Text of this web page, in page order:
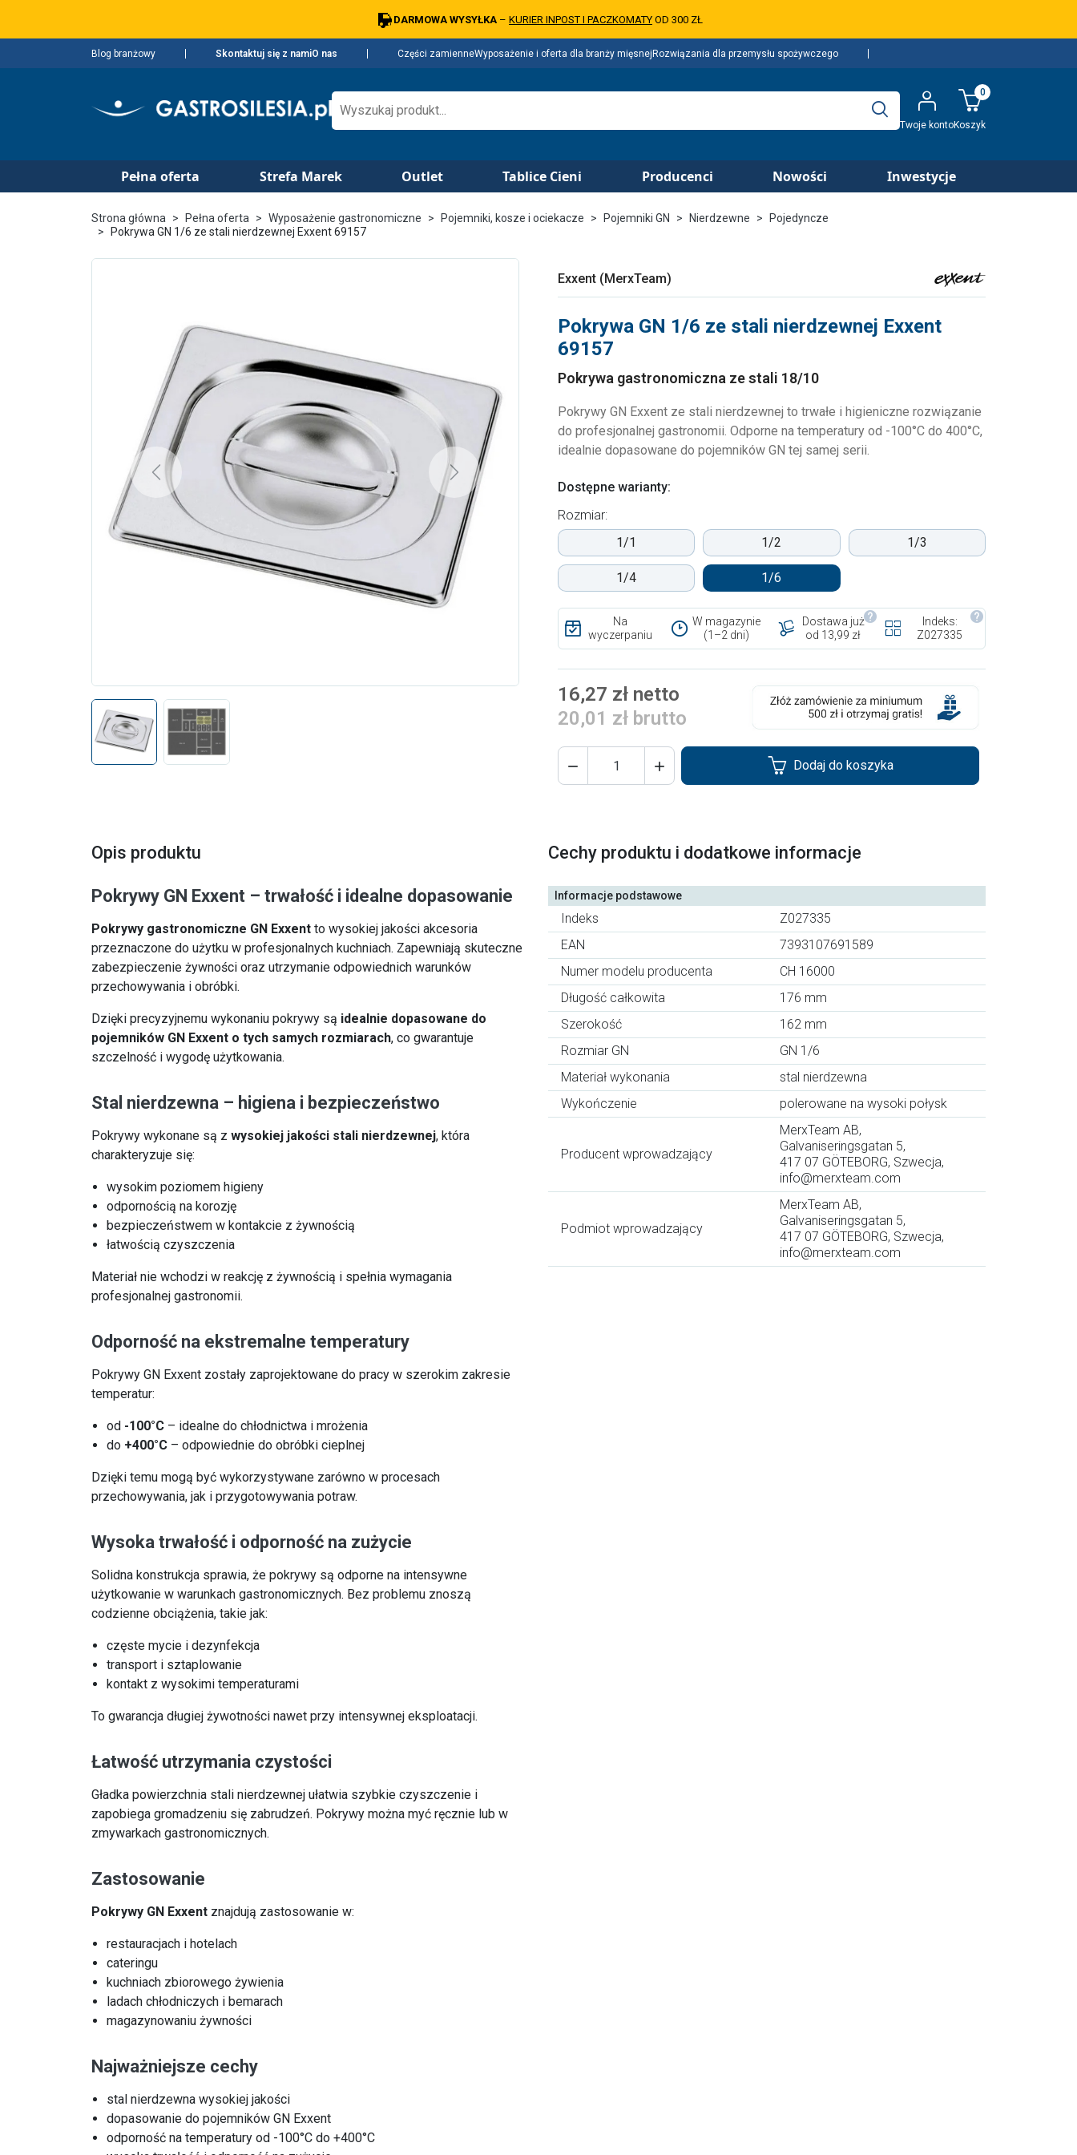
DARMOWA WYSYŁKA – KURIER INPOST I PACZKOMATY OD 300 ZŁ
Blog branżowy Skontaktuj się z namiO nas Części zamienneWyposażenie i oferta dla branży mięsnejRozwiązania dla przemysłu spożywczego
Twoje kontoKoszyk
0
Pełna oferta Strefa Marek Outlet Tablice Cieni Producenci Nowości Inwestycje
Strona główna Pełna oferta Wyposażenie gastronomiczne Pojemniki, kosze i ociekacze Pojemniki GN Nierdzewne
Pojedyncze
Pokrywa GN 1/6 ze stali nierdzewnej Exxent 69157
Previous Next
Exxent (MerxTeam)
Pokrywa GN 1/6 ze stali nierdzewnej Exxent
69157
Pokrywa gastronomiczna ze stali 18/10
Pokrywy GN Exxent ze stali nierdzewnej to trwałe i higieniczne rozwiązanie
do profesjonalnej gastronomii. Odporne na temperatury od -100°C do 400°C,
idealnie dopasowane do pojemników GN tej samej serii.
Dostępne warianty:
Rozmiar:
1/1
1/2 1/3
1/4 1/6
Na
wyczerpaniu
W magazynie
(1–2 dni)
Dostawa już
od 13,99 zł
Indeks:
Z027335
16,27 zł netto
20,01 zł brutto
  Dodaj do koszyka
Opis produktu
Pokrywy GN Exxent – trwałość i idealne dopasowanie
Pokrywy gastronomiczne GN Exxent to wysokiej jakości akcesoria
przeznaczone do użytku w profesjonalnych kuchniach. Zapewniają skuteczne
zabezpieczenie żywności oraz utrzymanie odpowiednich warunków
przechowywania i obróbki.
Dzięki precyzyjnemu wykonaniu pokrywy są idealnie dopasowane do
pojemników GN Exxent o tych samych rozmiarach, co gwarantuje
szczelność i wygodę użytkowania.
Stal nierdzewna – higiena i bezpieczeństwo
Pokrywy wykonane są z wysokiej jakości stali nierdzewnej, która
charakteryzuje się:
wysokim poziomem higieny
odpornością na korozję
bezpieczeństwem w kontakcie z żywnością
łatwością czyszczenia
Materiał nie wchodzi w reakcję z żywnością i spełnia wymagania
profesjonalnej gastronomii.
Odporność na ekstremalne temperatury
Pokrywy GN Exxent zostały zaprojektowane do pracy w szerokim zakresie
temperatur:
od -100°C – idealne do chłodnictwa i mrożenia
do +400°C – odpowiednie do obróbki cieplnej
Dzięki temu mogą być wykorzystywane zarówno w procesach
przechowywania, jak i przygotowywania potraw.
Wysoka trwałość i odporność na zużycie
Solidna konstrukcja sprawia, że pokrywy są odporne na intensywne
użytkowanie w warunkach gastronomicznych. Bez problemu znoszą
codzienne obciążenia, takie jak:
częste mycie i dezynfekcja
transport i sztaplowanie
kontakt z wysokimi temperaturami
To gwarancja długiej żywotności nawet przy intensywnej eksploatacji.
Łatwość utrzymania czystości
Gładka powierzchnia stali nierdzewnej ułatwia szybkie czyszczenie i
zapobiega gromadzeniu się zabrudzeń. Pokrywy można myć ręcznie lub w
zmywarkach gastronomicznych.
Zastosowanie
Pokrywy GN Exxent znajdują zastosowanie w:
restauracjach i hotelach
cateringu
kuchniach zbiorowego żywienia
ladach chłodniczych i bemarach
magazynowaniu żywności
Najważniejsze cechy
stal nierdzewna wysokiej jakości
dopasowanie do pojemników GN Exxent
odporność na temperatury od -100°C do +400°C
Cechy produktu i dodatkowe informacje
Informacje podstawowe
Indeks
Z027335
EAN
7393107691589
Numer modelu producenta
CH 16000
Długość całkowita
176 mm
Szerokość
162 mm
Rozmiar GN
GN 1/6
Materiał wykonania
stal nierdzewna
Wykończenie
polerowane na wysoki połysk
Producent wprowadzający
MerxTeam AB,
Galvaniseringsgatan 5,
417 07 GÖTEBORG, Szwecja,
info@merxteam.com
Podmiot wprowadzający
MerxTeam AB,
Galvaniseringsgatan 5,
417 07 GÖTEBORG, Szwecja,
info@merxteam.com